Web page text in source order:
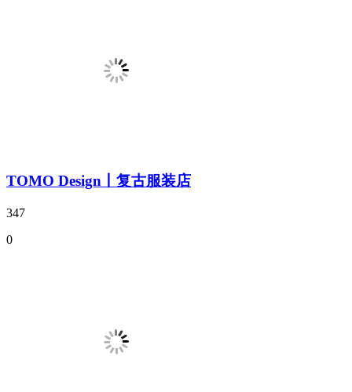
TOMO Design丨复古服装店
347
0